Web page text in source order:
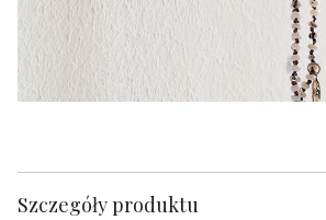
Szczegóły produktu